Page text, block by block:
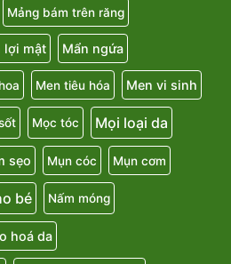
Mảng bám trên răng
lợi mật Mẩn ngứa
Men tiêu hóa Men vi sinh
Mọc tóc Mọi loại da
sẹo Mụn cóc Mụn cơm
bé Nấm móng
hoá da